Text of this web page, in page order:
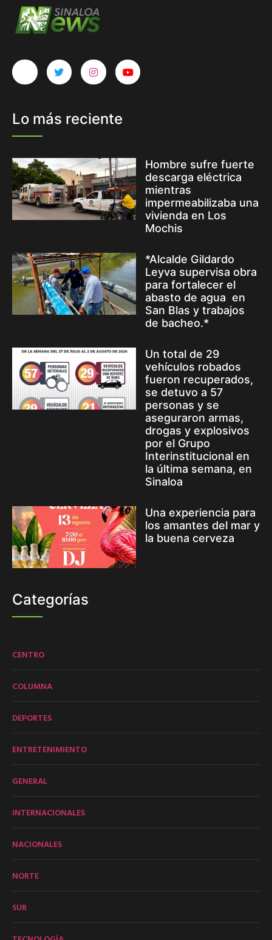
Lo más reciente
Hombre sufre fuerte
descarga eléctrica
mientras
impermeabilizaba una
vivienda en Los
Mochis
*Alcalde Gildardo
Leyva supervisa obra
para fortalecer el
abasto de agua en
San Blas y trabajos
de bacheo.*
Un total de 29
vehículos robados
fueron recuperados,
se detuvo a 57
personas y se
aseguraron armas,
drogas y explosivos
por el Grupo
Interinstitucional en
la última semana, en
Sinaloa
Una experiencia para
los amantes del mar y
la buena cerveza
Categorías
CENTRO
COLUMNA
DEPORTES
ENTRETENIMIENTO
GENERAL
INTERNACIONALES
NACIONALES
NORTE
SUR